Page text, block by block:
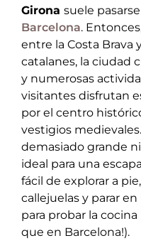
Girona suele
Barcelona.
entre la Costa Brava
catalanes, la ciudad
y numerosas
visitantes disfrutan
por el centro
vestigios
demasiado grande
ideal para una
fácil de explorar a
callejuelas y parar
para probar la cocina
que en Barcelona!).